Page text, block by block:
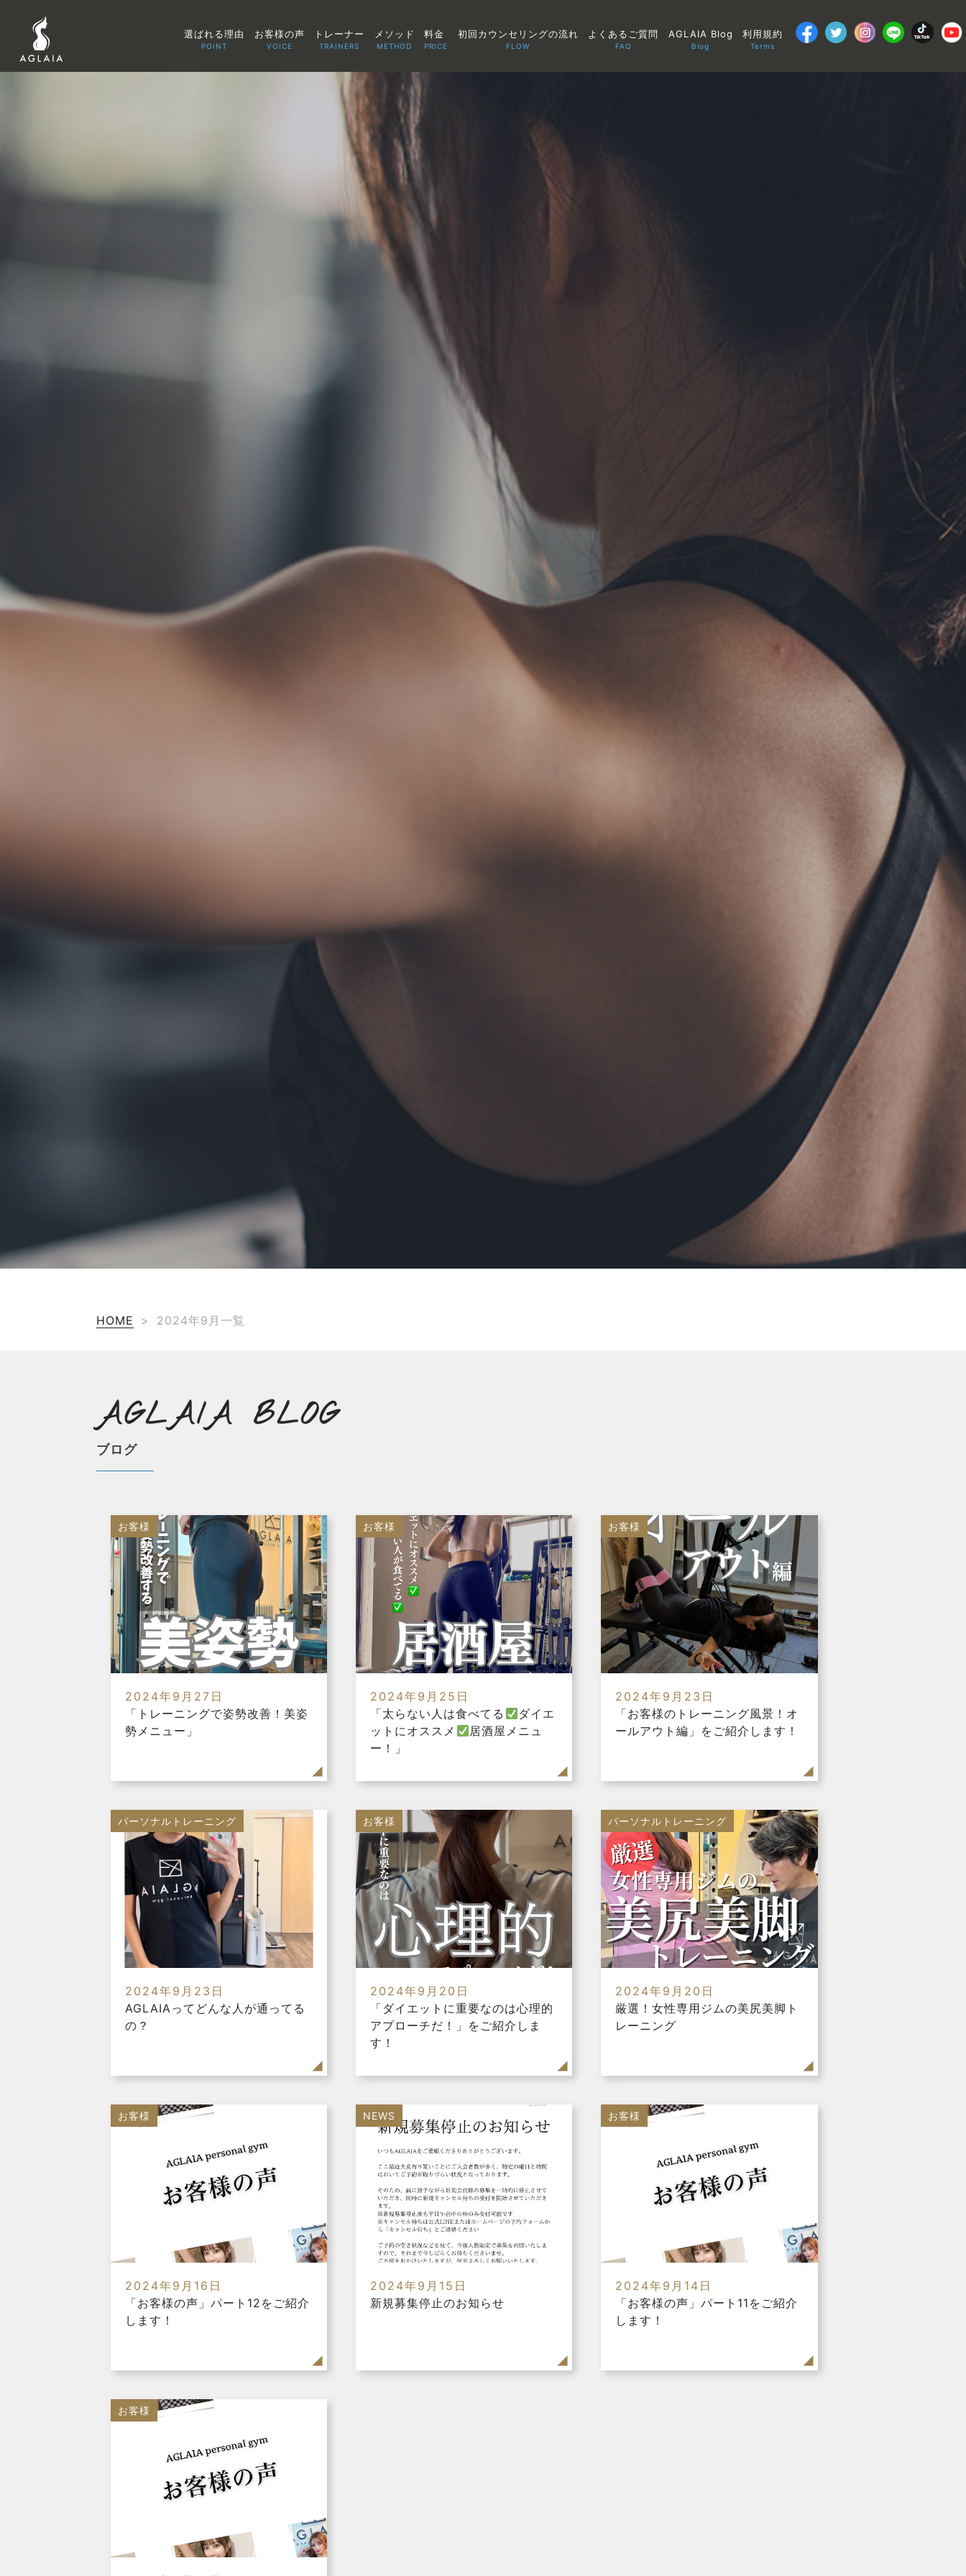
選ばれる理由
POINT
お客様の声
VOICE
トレーナー
TRAINERS
メソッド
METHOD
料金
PRICE
初回カウンセリングの流れ
FLOW
よくあるご質問
FAQ
AGLAIA Blog
Blog
利用規約
Terms
HOME > 2024年9月一覧
AGLAIA BLOG
ブログ
お客様
2024年9月27日
「トレーニングで姿勢改善！美姿
勢メニュー」
お客様
2024年9月25日
「太らない人は食べてる
ダイエ
ットにオススメ
居酒屋メニュ
ー！」
お客様
2024年9月23日
「お客様のトレーニング風景！オ
ールアウト編」をご紹介します！
パーソナルトレーニング
2024年9月23日
AGLAIAってどんな人が通ってる
の？
お客様
2024年9月20日
「ダイエットに重要なのは心理的
アプローチだ！」をご紹介しま
す！
パーソナルトレーニング
2024年9月20日
厳選！女性専用ジムの美尻美脚ト
レーニング
お客様
2024年9月16日
「お客様の声」パート12をご紹介
します！
NEWS
2024年9月15日
新規募集停止のお知らせ
お客様
2024年9月14日
「お客様の声」パート11をご紹介
します！
お客様